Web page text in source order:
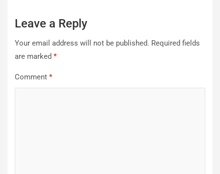
Leave a Reply
Your email address will not be published. Required fields
are marked *
Comment *